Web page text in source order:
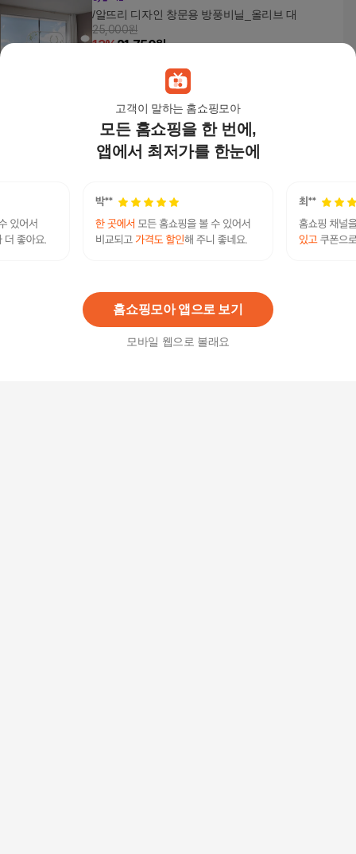
고객이 말하는 홈쇼핑모아
모든 홈쇼핑을 한 번에,
앱에서 최저가를 한눈에
홈쇼핑모아 앱으로 보기
모바일 웹으로 볼래요
/알뜨리 디자인 창문용 방풍비닐_올리브 대
25,000원
13%21,750원
티젠 제주녹차 1.2gx100T
16,200원
8% 14,910원
듀크 접이식 파티션 무타공1단1180 (지지대포함/
18%50,840원